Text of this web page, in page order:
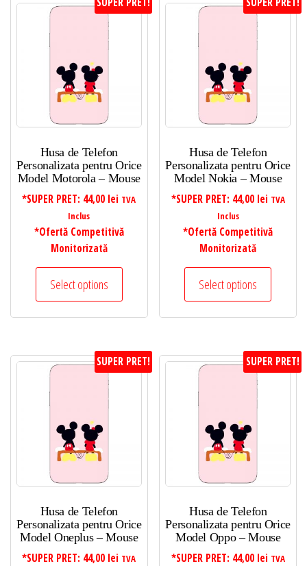
Husa de Telefon
Personalizata pentru Orice
Model Motorola – Mouse
*SUPER PRET: 44,00 lei TVA
Inclus
*Ofertă Competitivă
Monitorizată
Select options
Husa de Telefon
Personalizata pentru Orice
Model Nokia – Mouse
*SUPER PRET: 44,00 lei TVA
Inclus
*Ofertă Competitivă
Monitorizată
Select options
SUPER PRET!
Husa de Telefon
Personalizata pentru Orice
Model Oneplus – Mouse
*SUPER PRET: 44,00 lei TVA
SUPER PRET!
Husa de Telefon
Personalizata pentru Orice
Model Oppo – Mouse
*SUPER PRET: 44,00 lei TVA